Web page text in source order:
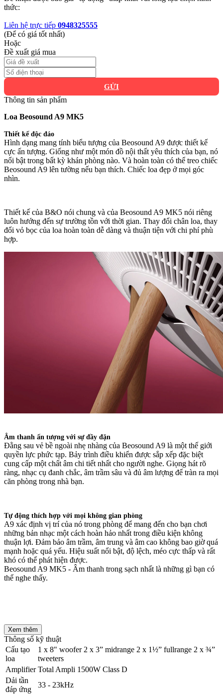
thức:
Liên hệ trực tiếp 0948325555
(Để có giá tốt nhất)
Hoặc
Đề xuất giá mua
GỬI
Thông tin sản phẩm
Loa Beosound A9 MK5
Thiết kế độc đáo
Hình dạng mang tính biểu tượng của Beosound A9 được thiết kế
cực ấn tượng. Giống như một món đồ nội thất yêu thích của bạn, nó
nổi bật trong bất kỳ khán phòng nào. Và hoàn toàn có thể treo chiếc
Beosound A9 lên tường nếu bạn thích. Chiếc loa đẹp ở mọi góc
nhìn.
Thiết kế của B&O nói chung và của Beosound A9 MK5 nói riêng
luôn hướng đến sự trường tồn với thời gian. Thay đổi chân loa, thay
đổi vỏ bọc của loa hoàn toàn dễ dàng và thuận tiện với chi phí phù
hợp.
Âm thanh ấn tượng với sự đầy đặn
Đằng sau vẻ bề ngoài nhẹ nhàng của Beosound A9 là một thế giới
quyền lực phức tạp. Bảy trình điều khiển được sắp xếp đặc biệt
cung cấp một chất âm chi tiết nhất cho người nghe. Giọng hát rõ
ràng, nhạc cụ đanh chắc, âm trầm sâu và đủ âm lượng để tràn ra mọi
căn phòng trong nhà bạn.
Tự động thích hợp với mọi không gian phòng
A9 xác định vị trí của nó trong phòng để mang đến cho bạn chơi
những bản nhạc một cách hoàn hảo nhất trong điều kiện không
thuận lợi. Đảm bảo âm trầm, âm trung và âm cao không bao giờ quá
mạnh hoặc quá yếu. Hiệu suất nổi bật, độ lệch, méo cực thấp và rất
khó có thể phát hiện được.
Beosound A9 MK5 - Âm thanh trong sạch nhất là những gì bạn có
thể nghe thấy.
Xem thêm
Thông số kỹ thuật
Cấu tạo
loa
1 x 8" woofer 2 x 3” midrange 2 x 1½” fullrange 2 x ¾”
tweeters
Amplifier Total Ampli 1500W Class D
Dải tần
đáp ứng
33 - 23kHz